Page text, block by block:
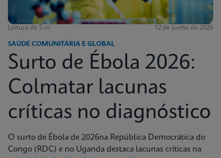
Leitura de 5 m 12 de junho de 2026
SAÚDE COMUNITÁRIA E GLOBAL
Surto de Ébola 2026:
Colmatar lacunas
críticas no diagnóstico
O surto de Ébola de 2026na República Democrática do
Congo (RDC) e no Uganda destaca lacunas críticas na